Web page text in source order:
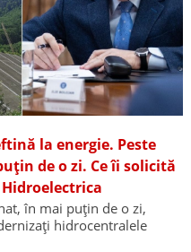
la energie. Peste
de o zi. Ce îi solicită
în mai puțin de o zi,
hidrocentralele